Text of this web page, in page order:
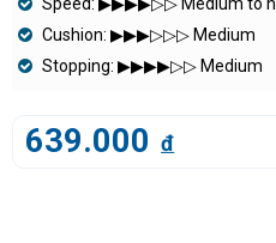
Cushion: ▶︎▶︎▶︎▷▷▷ Medium
Stopping: ▶︎▶︎▶︎▶︎▷▷ Medium
639.000 đ